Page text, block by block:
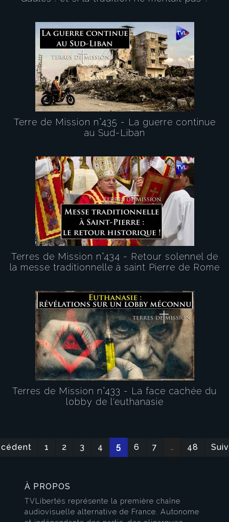
Terre de Mission n°435 - La guerre continue
au Sud-Liban
Terres de Mission n°434 - Retour solennel de
la messe traditionnelle à saint Pierre de Rome
Terres de Mission n°433 - La face cachée du
lobby de l'euthanasie
1 2 3 4 5 6 7 … 48
À PROPOS
TVLibertés représente la première chaîne
audiovisuelle alternative de France. Autonome